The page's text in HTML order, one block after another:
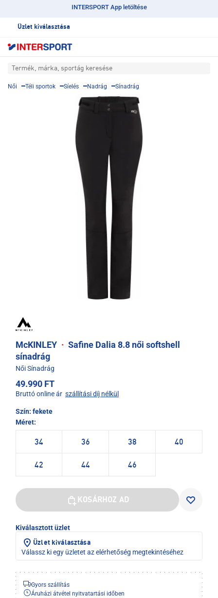
INTERSPORT App letöltése
Üzlet kiválasztása
Termék, márka, sportág keresése
Női Téli sportok Síelés Nadrág Sínadrág
McKINLEY · Safine Dalia 8.8 női softshell
sínadrág
Női Sínadrág
49.990 FT
Bruttó online ár szállítási díj nélkül
Szín: fekete
Méret:
34 36 38 40
42 44 46
KOSÁRHOZ AD
Kiválasztott üzlet
Üzlet kiválasztása
Válassz ki egy üzletet az elérhetőség megtekintéséhez
Gyors szállítás
Áruházi átvétel nyitvatartási időben